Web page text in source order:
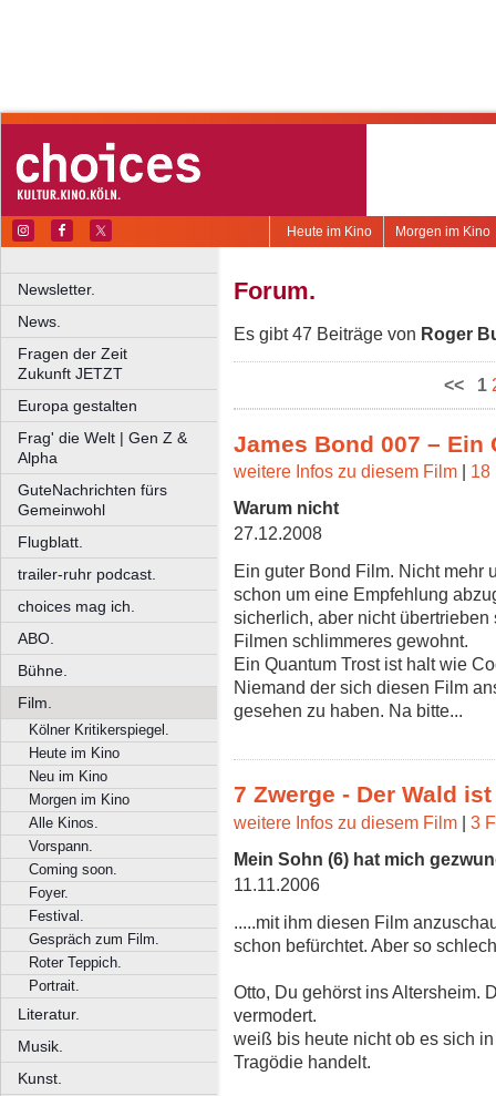
Morgen im Kino
Heute im Kino
Newsletter.
News.
Fragen der Zeit
Zukunft JETZT
Europa gestalten
Frag' die Welt | Gen Z &
Alpha
GuteNachrichten fürs
Gemeinwohl
Flugblatt.
trailer-ruhr podcast.
choices mag ich.
ABO.
Bühne.
Film.
Kölner Kritikerspiegel.
Heute im Kino
Neu im Kino
Morgen im Kino
Alle Kinos.
Vorspann.
Coming soon.
Foyer.
Festival.
Gespräch zum Film.
Roter Teppich.
Portrait.
Literatur.
Musik.
Kunst.
Forum.
Es gibt 47 Beiträge von Roger
<< 1
James Bond 007 – Ein
weitere Infos zu diesem Film | 18
Warum nicht
27.12.2008
Ein guter Bond Film. Nicht mehr
schon um eine Empfehlung
sicherlich, aber nicht
Filmen schlimmeres gewohnt.
Ein Quantum Trost ist halt wie
Niemand der sich diesen Film
gesehen zu haben. Na bitte...
7 Zwerge - Der Wald
weitere Infos zu diesem Film | 3
Mein Sohn (6) hat mich
11.11.2006
.....mit ihm diesen Film
schon befürchtet. Aber so
Otto, Du gehörst ins Altersheim.
vermodert.
weiß bis heute nicht ob es sich
Tragödie handelt.